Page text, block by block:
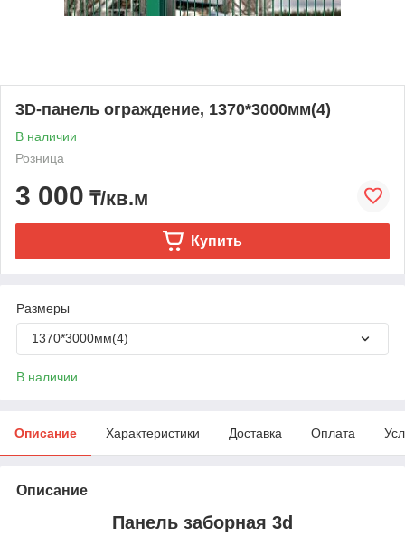
3D-панель ограждение, 1370*3000мм(4)
В наличии
Розница
3 000 ₸/кв.м
Купить
Размеры
1370*3000мм(4)
В наличии
Описание Характеристики Доставка Оплата
Описание
Панель заборная 3d